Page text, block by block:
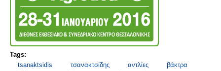
Tags:
tsanaktsidis
τσανακτσίδης αντλίες
βάκτρα